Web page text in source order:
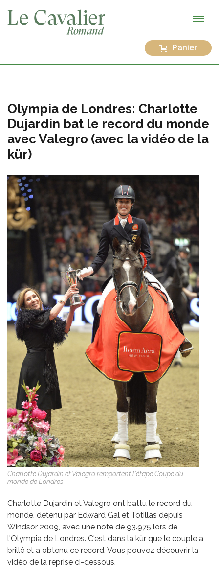
Panier
Olympia de Londres: Charlotte
Dujardin bat le record du monde
avec Valegro (avec la vidéo de la
kür)
Charlotte Dujardin et Valegro remportent l'étape Coupe du
monde de Londres
Charlotte Dujardin et Valegro ont battu le record du
monde, détenu par Edward Gal et Totillas depuis
Windsor 2009, avec une note de 93.975 lors de
l'Olympia de Londres. C'est dans la kür que le couple a
brillé et a obtenu ce record. Vous pouvez découvrir la
vidéo de la reprise ci-dessous.